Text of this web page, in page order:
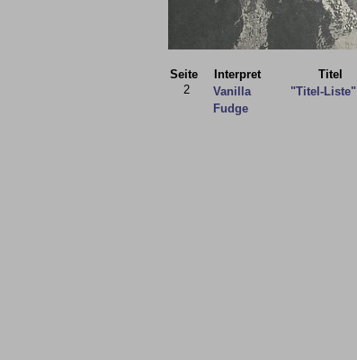
Seite Interpret
Titel
2
Vanilla
Fudge
"Titel-Liste"